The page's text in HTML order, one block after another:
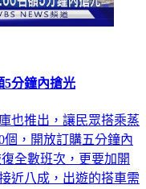
分鐘內搶光
也推出，讓民眾搭乘蒸
個，開放訂購五分鐘內
全數班次，更要加開
近八成，出遊的搭車需